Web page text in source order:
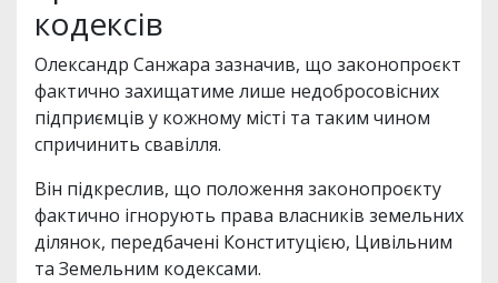
кодексів
Олександр Санжара зазначив, що законопроєкт
фактично захищатиме лише недобросовісних
підприємців у кожному місті та таким чином
спричинить свавілля.
Він підкреслив, що положення законопроєкту
фактично ігнорують права власників земельних
ділянок, передбачені Конституцією, Цивільним
та Земельним кодексами.